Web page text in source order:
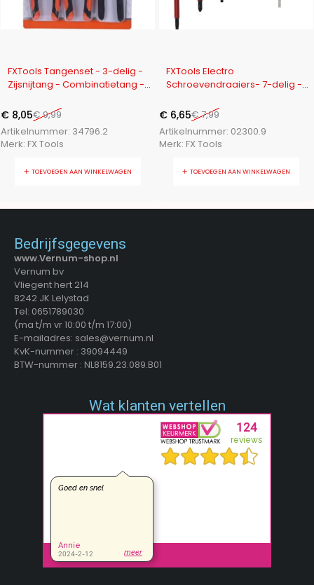
FXTools Tangenset - 3-delig -
Zijsnijtang - Combinatietang -
€9,99
€ 8,05
Artikelnummer: 34796.2
Merk: FX Tools
TOEVOEGEN AAN WINKELWAGEN
FXTools Electro
Schroevendraaiers- 7-delig -
€7,99
€ 6,65
Artikelnummer: 02300.9
Merk: FX Tools
TOEVOEGEN AAN WINKELWAGEN
Bedrijfsgegevens
www.Vernum-shop.nl
Vernum bv
Vliegent hert 214
8242 JK Lelystad
Tel: 0651789030
(ma t/m vr 10:00 t/m 17:00)
E-mailadres: sales@vernum.nl
KvK-nummer : 39094449
BTW-nummer : NL8159.23.089.B01
Wat klanten vertellen